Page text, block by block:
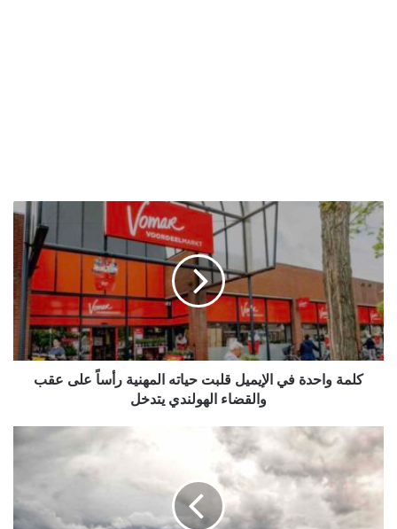
كلمة
واحدة
في
قلبت
حياته
المهنية
رأساً
على
عقب
يتدخل
كلمة واحدة في الإيميل قلبت حياته المهنية رأساً على عقب
والقضاء الهولندي يتدخل
تغييرات
كبيرة
في
الطقس
والعواصف